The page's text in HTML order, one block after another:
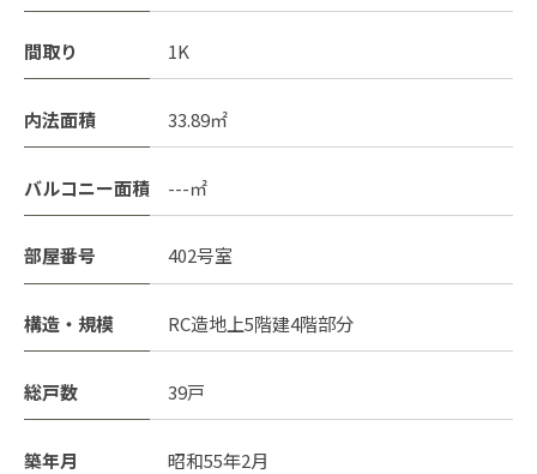
間取り 1K
内法面積 33.89㎡
バルコニー面積 ---㎡
部屋番号 402号室
構造・規模 RC造地上5階建4階部分
総戸数 39戸
築年月 昭和55年2月